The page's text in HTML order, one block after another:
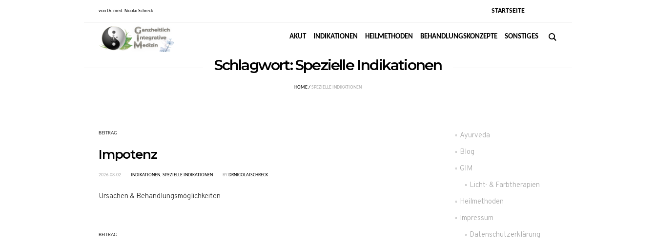
STARTSEITE
von Dr. med. Nicolai Schreck
AKUT INDIKATIONEN HEILMETHODEN BEHANDLUNGSKONZEPTE SONSTIGES
Schlagwort:Spezielle Indikationen
HOME/SPEZIELLE INDIKATIONEN
BEITRAG
Impotenz
2026-08-02 INDIKATIONEN, SPEZIELLE INDIKATIONEN BY DRNICOLAISCHRECK
Ursachen & Behandlungsmöglichkeiten
BEITRAG
Ayurveda
Blog
GIM
Licht- & Farbtherapien
Heilmethoden
Impressum
Datenschutzerklärung